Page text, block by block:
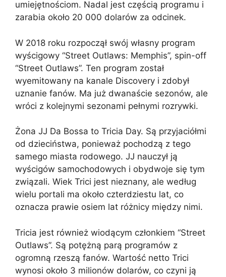
umiejętnościom. Nadal jest częścią programu i
zarabia około 20 000 dolarów za odcinek.
W 2018 roku rozpoczął swój własny program
wyścigowy “Street Outlaws: Memphis”, spin-off
“Street Outlaws”. Ten program został
wyemitowany na kanale Discovery i zdobył
uznanie fanów. Ma już dwanaście sezonów, ale
wróci z kolejnymi sezonami pełnymi rozrywki.
Żona JJ Da Bossa to Tricia Day. Są przyjaciółmi
od dzieciństwa, ponieważ pochodzą z tego
samego miasta rodowego. JJ nauczył ją
wyścigów samochodowych i obydwoje się tym
związali. Wiek Trici jest nieznany, ale według
wielu portali ma około czterdziestu lat, co
oznacza prawie osiem lat różnicy między nimi.
Tricia jest również wiodącym członkiem “Street
Outlaws”. Są potężną parą programów z
ogromną rzeszą fanów. Wartość netto Trici
wynosi około 3 milionów dolarów, co czyni ją